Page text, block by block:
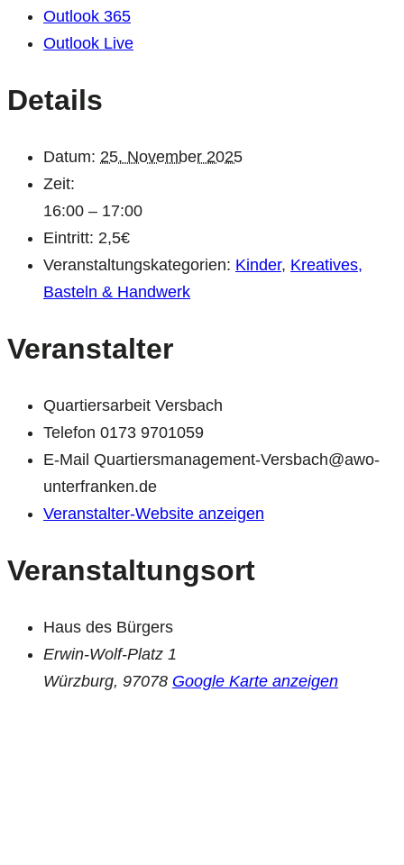
Outlook 365
Outlook Live
Details
Datum: 25. November 2025
Zeit:
16:00 – 17:00
Eintritt: 2,5€
Veranstaltungskategorien: Kinder, Kreatives,
Basteln & Handwerk
Veranstalter
Quartiersarbeit Versbach
Telefon 0173 9701059
E-Mail Quartiersmanagement-Versbach@awo-
unterfranken.de
Veranstalter-Website anzeigen
Veranstaltungsort
Haus des Bürgers
Erwin-Wolf-Platz 1
Würzburg, 97078 Google Karte anzeigen